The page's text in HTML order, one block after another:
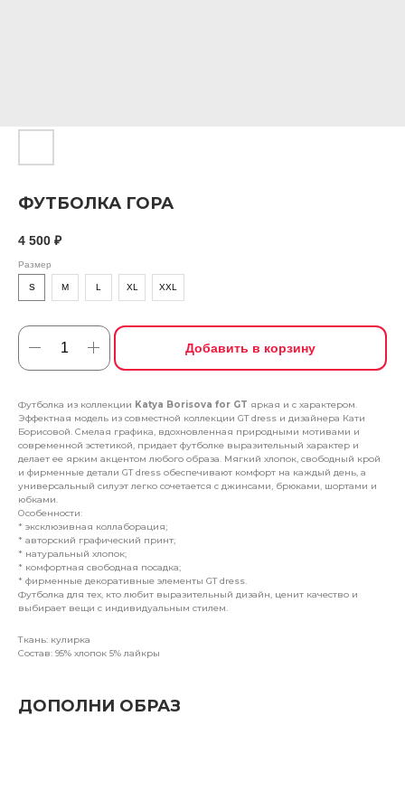
ФУТБОЛКА ГОРА
4 500 ₽
Размер
S M L XL XXL
Добавить в корзину
Футболка из коллекции Katya Borisova for GT яркая и с характером.
Эффектная модель из совместной коллекции GT dress и дизайнера Кати
Борисовой. Смелая графика, вдохновленная природными мотивами и
современной эстетикой, придает футболке выразительный характер и
делает ее ярким акцентом любого образа. Мягкий хлопок, свободный крой
и фирменные детали GT dress обеспечивают комфорт на каждый день, а
универсальный силуэт легко сочетается с джинсами, брюками, шортами и
юбками.
Особенности:
* эксклюзивная коллаборация;
* авторский графический принт;
* натуральный хлопок;
* комфортная свободная посадка;
* фирменные декоративные элементы GT dress.
Футболка для тех, кто любит выразительный дизайн, ценит качество и
выбирает вещи с индивидуальным стилем.
Ткань: кулирка
Состав: 95% хлопок 5% лайкры
ДОПОЛНИ ОБРАЗ